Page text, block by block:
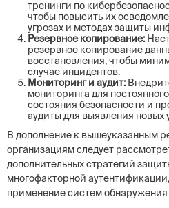
тренинги по
чтобы повысить их
угрозах и методах защиты
Резервное копирование:
резервное копирование
восстановления, чтобы
случае инцидентов.
Мониторинг и аудит:
мониторинга для
состояния безопасности и
аудиты для выявления новых
В дополнение к вышеуказанным
организациям следует
дополнительных стратегий
многофакторной
применение систем